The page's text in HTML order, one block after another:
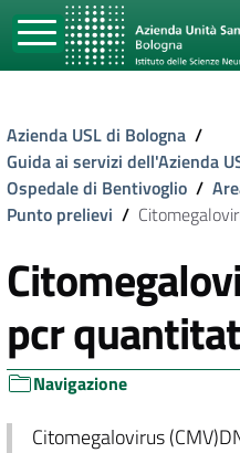
Azienda USL di Bologna /
Guida ai servizi dell'Azienda
Ospedale di Bentivoglio /
Punto prelievi /
pcr
Navigazione
Citomegalovirus